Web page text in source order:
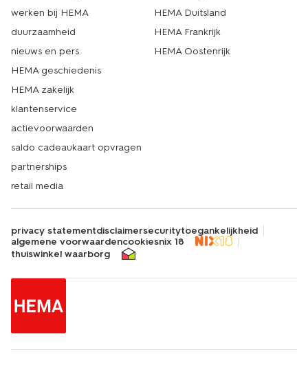
werken bij HEMA
duurzaamheid
nieuws en pers
HEMA geschiedenis
HEMA zakelijk
klantenservice
actievoorwaarden
saldo cadeaukaart opvragen
partnerships
retail media
HEMA Duitsland
HEMA Frankrijk
HEMA Oostenrijk
privacy statementdisclaimersecuritytoegankelijkheid
algemene voorwaardencookiesnix 18
thuiswinkel waarborg